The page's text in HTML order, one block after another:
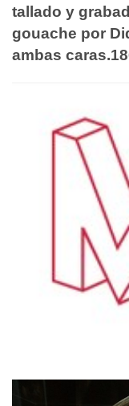
tallado y
gouache por
ambas